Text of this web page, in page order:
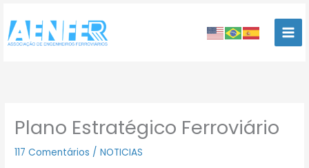
para
conteúdo
Plano Estratégico Ferroviário
117 Comentários /NOTICIAS